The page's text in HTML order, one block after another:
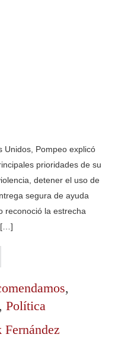
Unidos, Pompeo explicó
prioridades de su
detener el uso de
segura de ayuda
reconoció la estrecha
[…]
,
, Política
Fernández